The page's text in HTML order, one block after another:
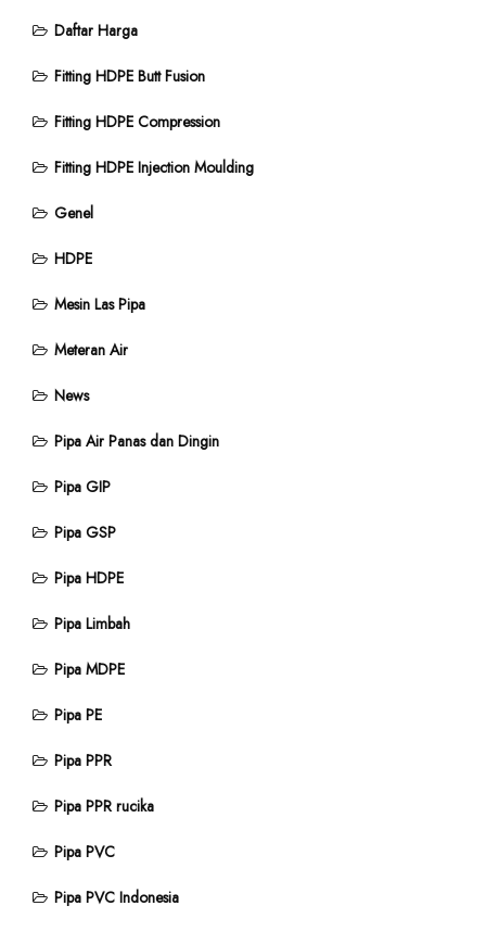
Daftar Harga
Fitting HDPE Butt Fusion
Fitting HDPE Compression
Fitting HDPE Injection Moulding
Genel
HDPE
Mesin Las Pipa
Meteran Air
News
Pipa Air Panas dan Dingin
Pipa GIP
Pipa GSP
Pipa HDPE
Pipa Limbah
Pipa MDPE
Pipa PE
Pipa PPR
Pipa PPR rucika
Pipa PVC
Pipa PVC Indonesia